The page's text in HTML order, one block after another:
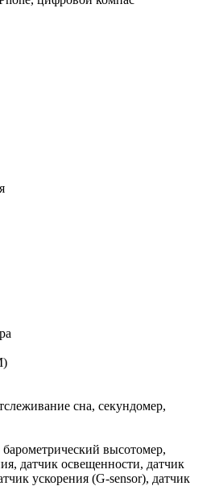
сна, секундомер,
барометрический высотомер,
датчик освещенности, датчик
ускорения (G-sensor), датчик